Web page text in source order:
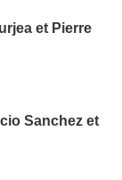
et Pierre
Sanchez et